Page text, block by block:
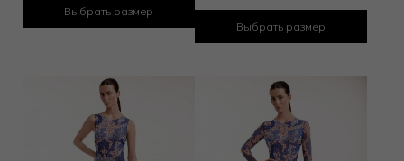
Выбрать размер
Выбрать размер